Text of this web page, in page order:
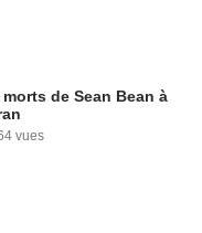
morts de Sean Bean à
vues